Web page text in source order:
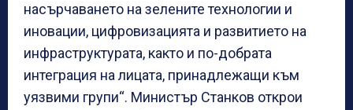
насърчаването на зелените технологии и
иновации, цифровизацията и развитието на
инфраструктурата, както и по-добрата
интеграция на лицата, принадлежащи към
уязвими групи“. Министър Станков открои